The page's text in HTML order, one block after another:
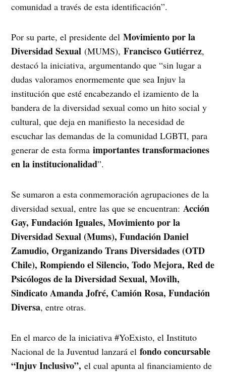
comunidad a través de esta identificación”.
Por su parte, el presidente delMovimiento por la
Diversidad Sexual (MUMS),Francisco Gutiérrez,
destacó la iniciativa, argumentando que “sin lugar a
dudas valoramos enormemente que sea Injuv la
institución que esté encabezando el izamiento de la
bandera de la diversidad sexual como un hito social y
cultural, que deja en manifiesto la necesidad de
escuchar las demandas de la comunidad LGBTI, para
generar de esta forma importantes transformaciones
en la institucionalidad”.
Se sumaron a esta conmemoración agrupaciones de la
diversidad sexual, entre las que se encuentran:Acción
Gay, Fundación Iguales, Movimiento por la
Diversidad Sexual (Mums), Fundación Daniel
Zamudio, Organizando Trans Diversidades (OTD
Chile), Rompiendo el Silencio, Todo Mejora, Red de
Psicólogos de la Diversidad Sexual, Movilh,
Sindicato Amanda Jofré, Camión Rosa, Fundación
Diversa, entre otras.
En el marco de la iniciativa #YoExisto, el Instituto
Nacional de la Juventud lanzará el fondo concursable
“Injuv Inclusivo”, el cual apunta al financiamiento de